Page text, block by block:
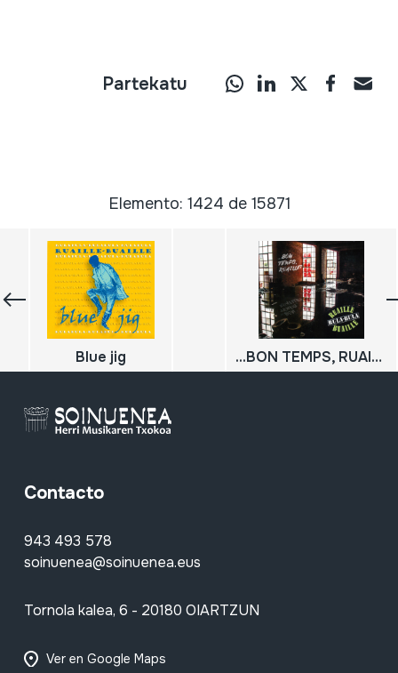
Partekatu
Elemento: 1424 de 15871
Blue jig ...BON TEMPS, RUAILLE?
Contacto
943 493 578
soinuenea@soinuenea.eus
Tornola kalea, 6 - 20180 OIARTZUN
Ver en Google Maps